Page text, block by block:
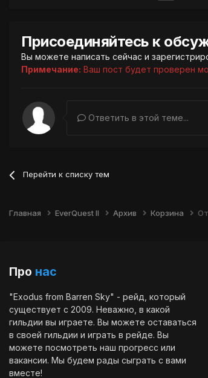
Присоединяйтесь к
Вы можете написать сейчас и
Примечание: Ваш пост будет проверен
Ответить в этой теме...
Перейти к списку тем
Главная EverQuest II Архив Корзина
Про нас
"Exodus from Barren Sky" - рейд, который
существует с 2009. Неважно, в какой
гильдии вы играете. Вы можете оставаться
в своей гильдии и играть в рейде. Вы
можете посмотреть наш прогресс или
вакансии. Мы будем рады сыграть с вами
вместе!